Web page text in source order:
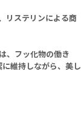
リステリンによる商
、フッ化物の働き
維持しながら、美し